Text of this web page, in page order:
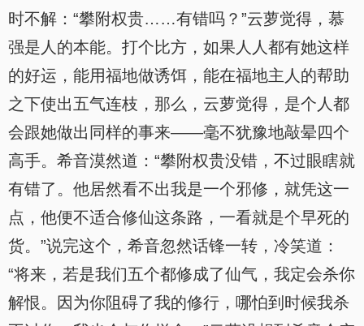
时不解：“攀附权贵……有错吗？”云萝觉得，慕
强是人的本能。打个比方，如果人人都有她这样
的好运，能用福地做诱饵，能在福地主人的帮助
之下使出五气连枝，那么，云萝觉得，是个人都
会跟她做出同样的事来——毫不犹豫地敲晕四个
高手。希音漠然道：“攀附权贵没错，不过眼瞎就
有错了。他居然看不出我是一个邪修，就凭这一
点，他便不适合修仙这条路，一看就是个早死的
货。”说完这个，希音忽然话锋一转，冷笑道：
“将来，若是我们五个都修成了仙气，我定会杀你
解恨。因为你阻碍了我的修行，哪怕到时候我杀